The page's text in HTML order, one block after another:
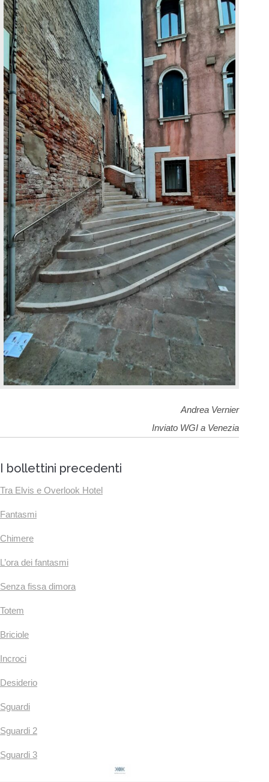
Andrea Vernier
Inviato WGI a Venezia
I bollettini precedenti
Tra Elvis e Overlook Hotel
Fantasmi
Chimere
L’ora dei fantasmi
Senza fissa dimora
Totem
Briciole
Incroci
Desiderio
Sguardi
Sguardi 2
Sguardi 3